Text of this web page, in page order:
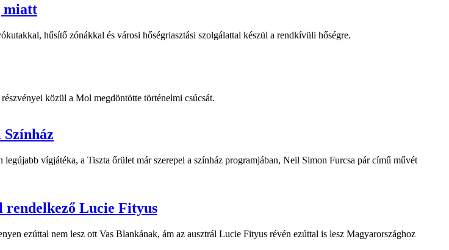
miatt
hűsítő zónákkal és városi hőségriasztási szolgálattal készül a rendkívüli hőségre.
közül a Mol megdöntötte történelmi csúcsát.
vígjátéka, a Tiszta őrület már szerepel a színház programjában, Neil Simon Furcsa pár című művét
rendelkező Lucie Fityus
ezúttal nem lesz ott Vas Blankának, ám az ausztrál Lucie Fityus révén ezúttal is lesz Magyarországhoz